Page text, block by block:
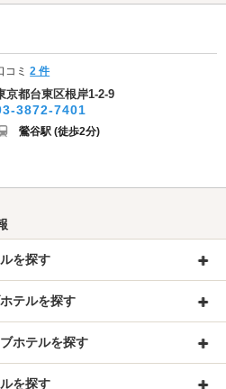
コミ2 件
京都台東区根岸1-2-9
3872-7401
鶯谷駅 (徒歩2分)
を探す
テルを探す
ホテルを探す
を探す